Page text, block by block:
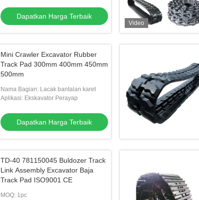
Dapatkan Harga Terbaik
Video
Mini Crawler Excavator Rubber
Track Pad 300mm 400mm 450mm
500mm
Nama Bagian: Lacak bantalan karet
Aplikasi: Ekskavator Perayap
Dapatkan Harga Terbaik
TD-40 781150045 Buldozer Track
Link Assembly Excavator Baja
Track Pad ISO9001 CE
MOQ: 1pc